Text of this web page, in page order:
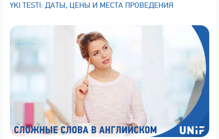
YKI TESTI: ДАТЫ, ЦЕНЫ И МЕСТА ПРОВЕДЕНИЯ